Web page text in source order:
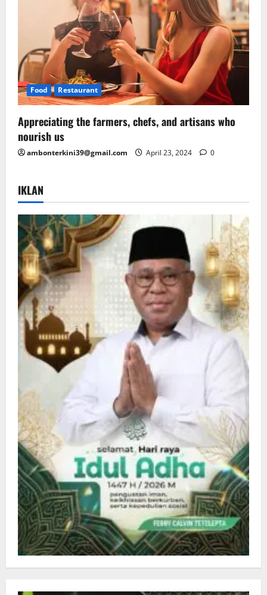
Food Restaurant
Appreciating the farmers, chefs, and artisans who
nourish us
ambonterkini39@gmail.com April 23, 2024 0
IKLAN